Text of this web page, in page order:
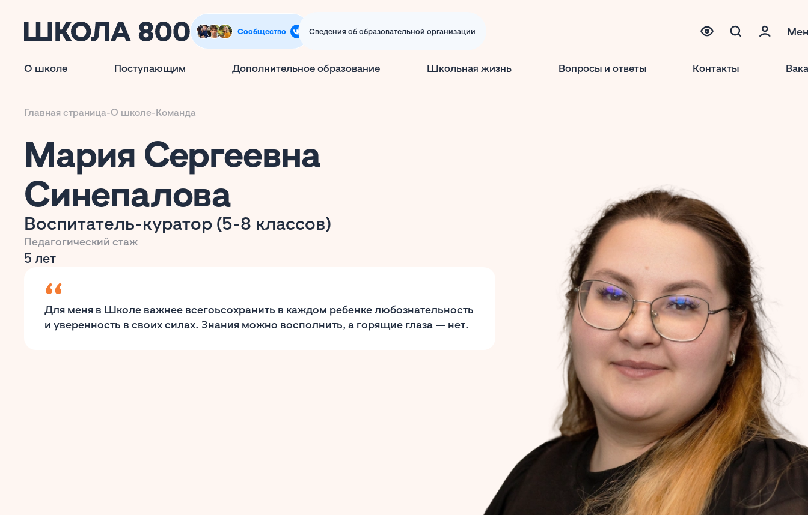
Сообщество Сведения об образовательной организации
О школе Поступающим Дополнительное образование Школьная жизнь Вопросы и ответы Контакты
Главная страница-О школе-Команда
Мария Сергеевна
Синепалова
Воспитатель-куратор (5-8 классов)
Педагогический стаж
5 лет
Для меня в Школе важнее всегоьсохранить в каждом ребенке любознательность
и уверенность в своих силах. Знания можно восполнить, а горящие глаза — нет.